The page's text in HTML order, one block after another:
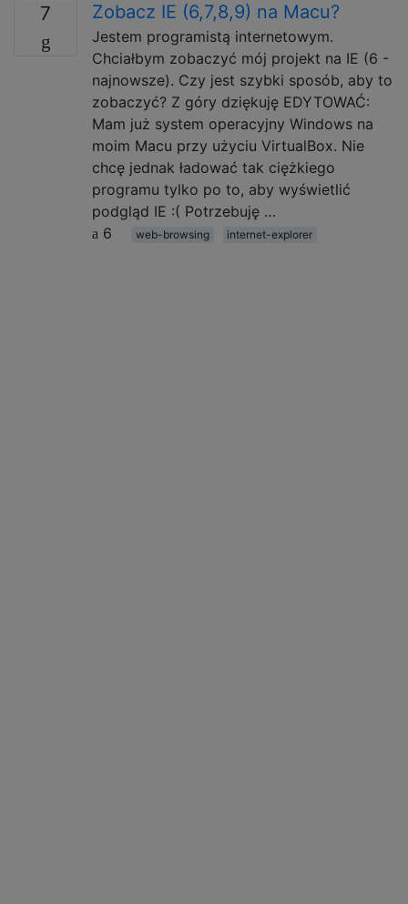
7 Zobacz IE (6,7,8,9) na Macu?
Jestem programistą internetowym.
Chciałbym zobaczyć mój projekt na IE (6 -
najnowsze). Czy jest szybki sposób, aby to
zobaczyć? Z góry dziękuję EDYTOWAĆ:
Mam już system operacyjny Windows na
moim Macu przy użyciu VirtualBox. Nie
chcę jednak ładować tak ciężkiego
programu tylko po to, aby wyświetlić
podgląd IE :( Potrzebuję …
6
web-browsing internet-explorer